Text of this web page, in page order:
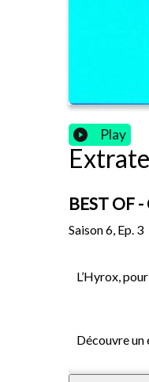
Play
BEST OF
Saison6 Ep. 3
L’Hyrox,
Découvre